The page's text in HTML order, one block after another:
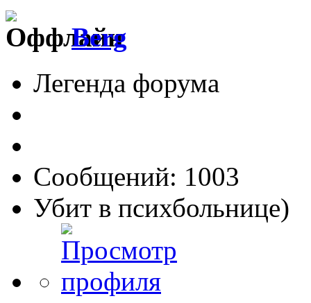
Berg
Легенда форума
Сообщений: 1003
Убит в психбольнице)